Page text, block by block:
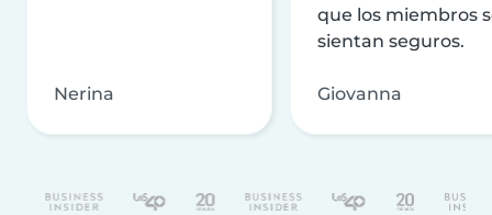
Nerina
que los miembros
sientan seguros.
Giovanna